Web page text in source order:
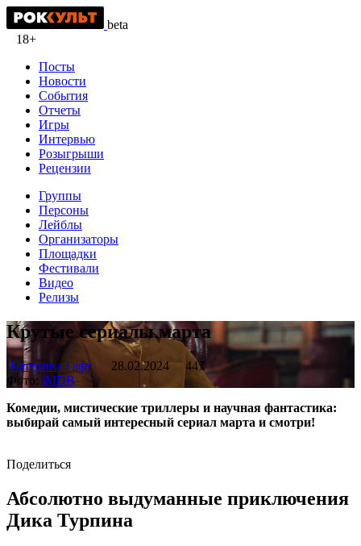
beta
18+
Посты
Новости
События
Отчеты
Игры
Интервью
Розыгрыши
Рецензии
Группы
Персоны
Лейблы
Организаторы
Площадки
Фестивали
Видео
Релизы
Крутые сериалы марта
Катерина Гафт 28.02.2024
447
Фото: iMDB
Комедии, мистические триллеры и научная фантастика:
выбирай самый интересный сериал марта и смотри!
Поделиться
Абсолютно выдуманные приключения
Дика Турпина